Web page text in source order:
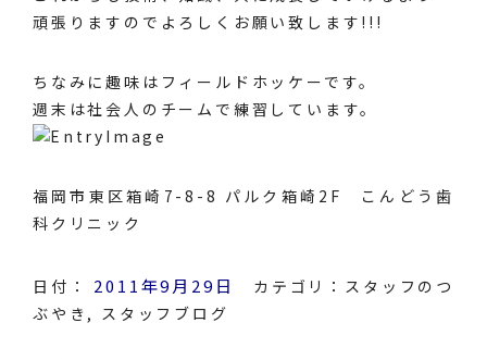
頑張りますのでよろしくお願い致します!!!
ちなみに趣味はフィールドホッケーです。
週末は社会人のチームで練習しています。
福岡市東区箱崎7-8-8 パルク箱崎2F こんどう歯
科クリニック
日付： 2011年9月29日 カテゴリ： スタッフのつ
ぶやき , スタッフブログ